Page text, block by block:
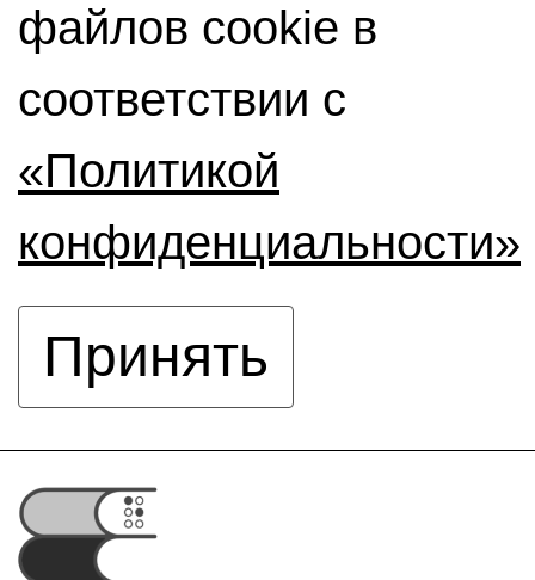
файлов cookie в
соответствии с
«Политикой
конфиденциальности»
Принять